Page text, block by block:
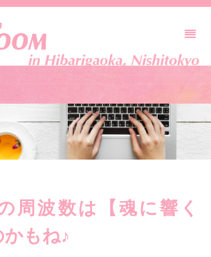
周波数は【魂に響く
もね♪